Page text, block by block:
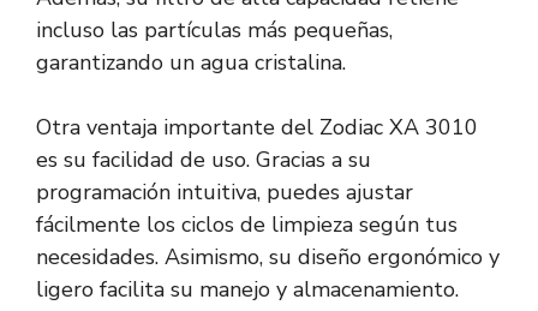
incluso las partículas más pequeñas,
garantizando un agua cristalina.
Otra ventaja importante del Zodiac XA 3010
es su facilidad de uso. Gracias a su
programación intuitiva, puedes ajustar
fácilmente los ciclos de limpieza según tus
necesidades. Asimismo, su diseño ergonómico y
ligero facilita su manejo y almacenamiento.